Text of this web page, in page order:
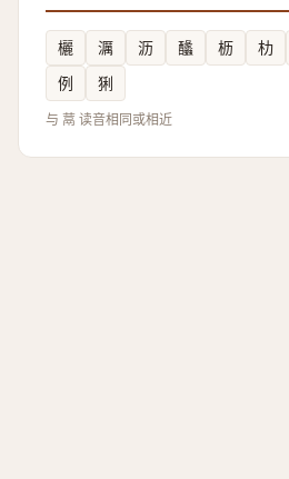
欐 濿 沥 䤙 枥 朸
例
猁
与 蒚 读音相同或相近